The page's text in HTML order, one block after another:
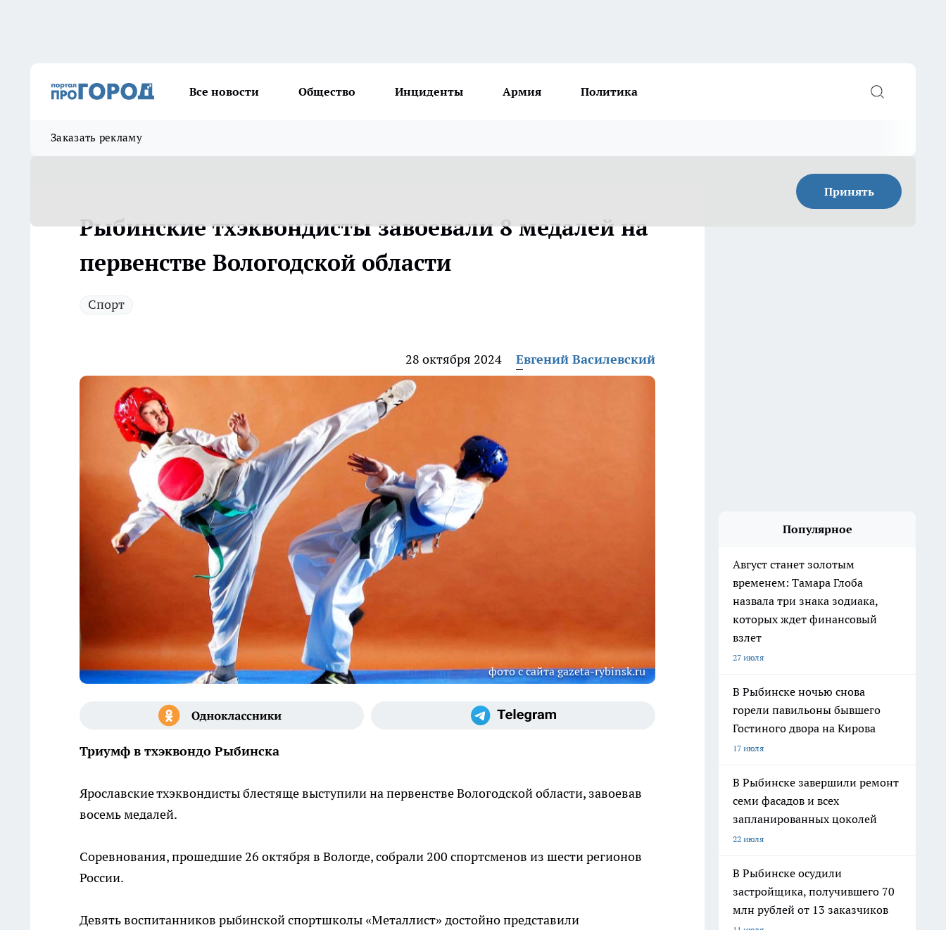
Все новости Общество Инциденты Армия Политика
Заказать рекламу
Принять
Рыбинские тхэквондисты завоевали 8 медалей на
первенстве Вологодской области
Спорт
28 октября 2024 Евгений Василевский
фото с сайта gazeta-rybinsk.ru
Триумф в тхэквондо Рыбинска
Ярославские тхэквондисты блестяще выступили на первенстве Вологодской области, завоевав
восемь медалей.
Соревнования, прошедшие 26 октября в Вологде, собрали 200 спортсменов из шести регионов
России.
Девять воспитанников рыбинской спортшколы «Металлист» достойно представили
Популярное
Август станет золотым
временем: Тамара Глоба
назвала три знака зодиака,
которых ждет финансовый
взлет
27 июля
В Рыбинске ночью снова
горели павильоны бывшего
Гостиного двора на Кирова
17 июля
В Рыбинске завершили ремонт
семи фасадов и всех
запланированных цоколей
22 июля
В Рыбинске осудили
застройщика, получившего 70
млн рублей от 13 заказчиков